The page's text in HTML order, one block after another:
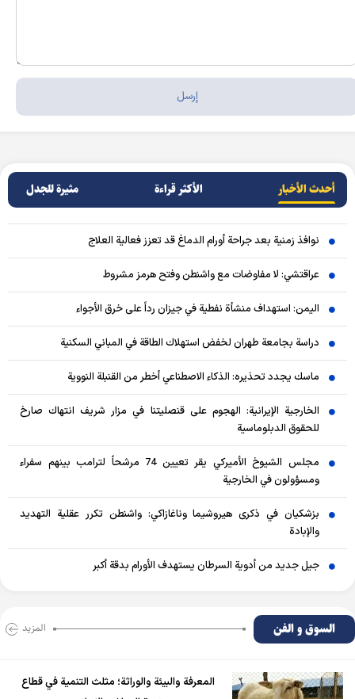
أحدث الأخبار الأکثر قراءة مثيرة للجدل
نوافذ زمنية بعد جراحة أورام الدماغ قد تعزز فعالية العلاج
عراقتشي: لا مفاوضات مع واشنطن وفتح هرمز مشروط
اليمن: استهداف منشأة نفطية في جيزان رداً على خرق الأجواء
دراسة بجامعة طهران لخفض استهلاك الطاقة في المباني السكنية
ماسك يجدد تحذيره: الذكاء الاصطناعي أخطر من القنبلة النووية
الخارجية الإيرانية: الهجوم على قنصليتنا في مزار شريف انتهاك صارخ
للحقوق الدبلوماسية
مجلس الشيوخ الأميركي يقر تعيين 74 مرشحاً لترامب بينهم سفراء
ومسؤولون في الخارجية
بزشكيان في ذكرى هيروشيما وناغازاكي: واشنطن تكرر عقلية التهديد
والإبادة
جيل جديد من أدوية السرطان يستهدف الأورام بدقة أكبر
السوق و الفن المزید
المعرفة والبيئة والوراثة؛ مثلث التنمية في قطاع